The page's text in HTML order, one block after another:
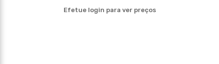
Efetue login para ver preços